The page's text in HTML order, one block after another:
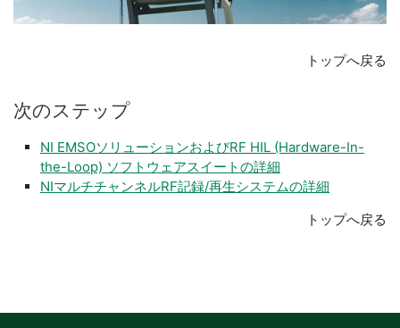
トップへ戻る
次のステップ
NI EMSOソリューションおよびRF HIL (Hardware-In-
the-Loop) ソフトウェアスイートの詳細
NIマルチチャンネルRF記録/再生システムの詳細
トップへ戻る